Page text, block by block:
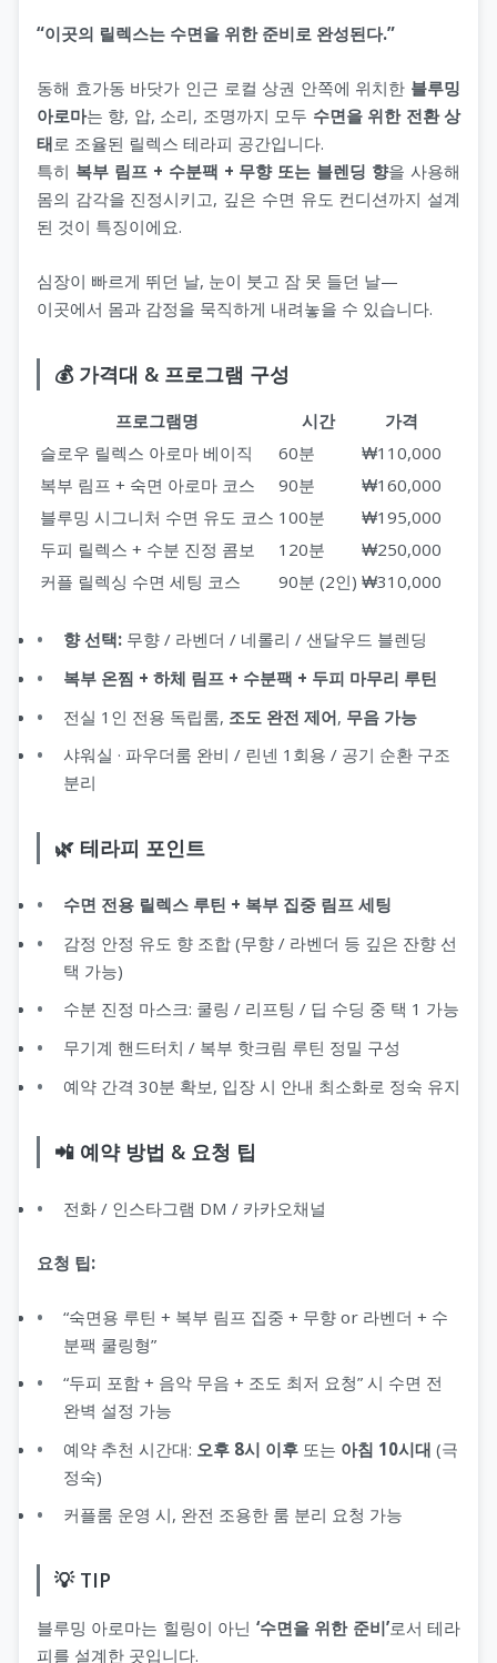
대구오피(대구op)
부산오피(부산op)
제주오피(제주op)
서울오피(서울op)
울산오피(울산op)
대전오피(대전op)
오피스타 최신주소
오피가이드
부산달리기(부달)
헬로밤
오피나라
오피뷰
습식마사지
아로마마사지
스포츠마사지
타이마사지
“이곳의 릴렉스는 수면을 위한 준비로 완성된다.”
동해 효가동 바닷가 인근 로컬 상권 안쪽에 위치한 블루밍
아로마는 향, 압, 소리, 조명까지 모두 수면을 위한 전환 상
태로 조율된 릴렉스 테라피 공간입니다.
특히 복부 림프 + 수분팩 + 무향 또는 블렌딩 향을 사용해
몸의 감각을 진정시키고, 깊은 수면 유도 컨디션까지 설계
된 것이 특징이에요.
심장이 빠르게 뛰던 날, 눈이 붓고 잠 못 들던 날—
이곳에서 몸과 감정을 묵직하게 내려놓을 수 있습니다.
💰 가격대 & 프로그램 구성
프로그램명 시간
가격
슬로우 릴렉스 아로마 베이직
60분
₩110,000
복부 림프 + 숙면 아로마 코스
90분
₩160,000
블루밍 시그니처 수면 유도 코스 100분
₩195,000
두피 릴렉스 + 수분 진정 콤보
120분
₩250,000
커플 릴렉싱 수면 세팅 코스
90분 (2인) ₩310,000
향 선택: 무향 / 라벤더 / 네롤리 / 샌달우드 블렌딩
복부 온찜 + 하체 림프 + 수분팩 + 두피 마무리 루틴
전실 1인 전용 독립룸, 조도 완전 제어, 무음 가능
샤워실 · 파우더룸 완비 / 린넨 1회용 / 공기 순환 구조
분리
🌿 테라피 포인트
수면 전용 릴렉스 루틴 + 복부 집중 림프 세팅
감정 안정 유도 향 조합 (무향 / 라벤더 등 깊은 잔향 선
택 가능)
수분 진정 마스크: 쿨링 / 리프팅 / 딥 수딩 중 택 1 가능
무기계 핸드터치 / 복부 핫크림 루틴 정밀 구성
예약 간격 30분 확보, 입장 시 안내 최소화로 정숙 유지
📲 예약 방법 & 요청 팁
전화 / 인스타그램 DM / 카카오채널
요청 팁:
“숙면용 루틴 + 복부 림프 집중 + 무향 or 라벤더 + 수
분팩 쿨링형”
“두피 포함 + 음악 무음 + 조도 최저 요청” 시 수면 전
완벽 설정 가능
예약 추천 시간대: 오후 8시 이후 또는 아침 10시대 (극
정숙)
커플룸 운영 시, 완전 조용한 룸 분리 요청 가능
💡 TIP
블루밍 아로마는 힐링이 아닌 ‘수면을 위한 준비’로서 테라
피를 설계한 곳입니다.